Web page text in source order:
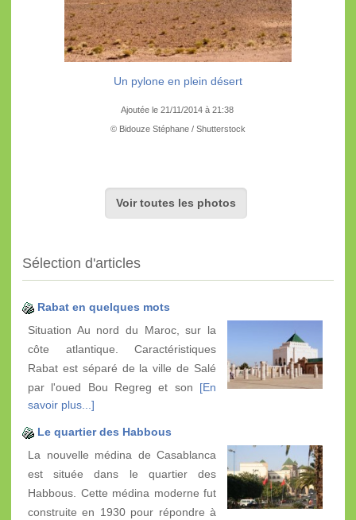
Un pylone en plein désert
Ajoutée le 21/11/2014 à 21:38
© Bidouze Stéphane / Shutterstock
Voir toutes les photos
Sélection d'articles
Rabat en quelques mots
Situation Au nord du Maroc, sur la
côte atlantique. Caractéristiques
Rabat est séparé de la ville de Salé
par l'oued Bou Regreg et son [En
savoir plus...]
Le quartier des Habbous
La nouvelle médina de Casablanca
est située dans le quartier des
Habbous. Cette médina moderne fut
construite en 1930 pour répondre à